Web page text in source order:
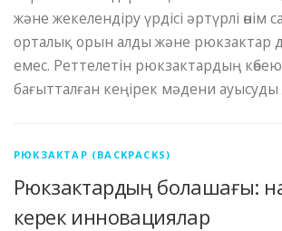
және жекелендіру үрдісі әртүрлі өнім
орталық орын алды және рюкзактар
емес. Реттелетін рюкзактардың көбеюі
бағытталған кеңірек мәдени
РЮКЗАКТАР (BACKPACKS)
Рюкзактардың болашағы:
керек инновациялар